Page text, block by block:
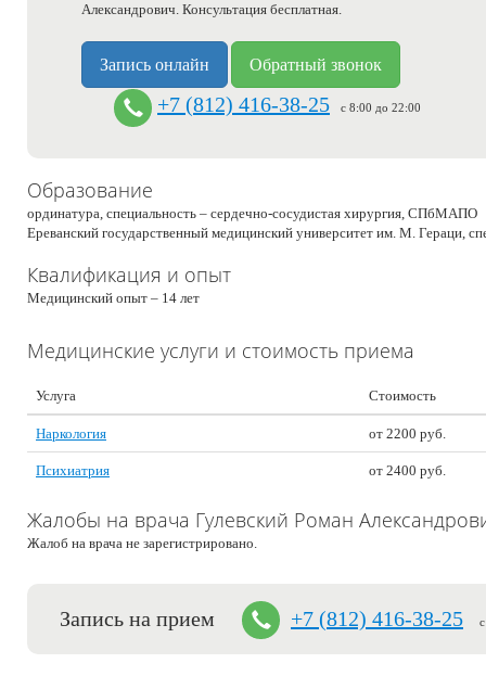
Александрович. Консультация бесплатная.
Запись онлайн Обратный звонок
+7 (812) 416-38-25 с 8:00 до 22:00
Образование
ординатура, специальность – сердечно-сосудистая хирургия, СПбМАПО
Ереванский государственный медицинский университет им. М. Гераци,
Квалификация и опыт
Медицинский опыт – 14 лет
Медицинские услуги и стоимость приема
Услуга Стоимость
Наркология от 2200 руб.
Психиатрия от 2400 руб.
Жалобы на врача Гулевский Роман
Жалоб на врача не зарегистрировано.
Запись на прием +7 (812) 416-38-25